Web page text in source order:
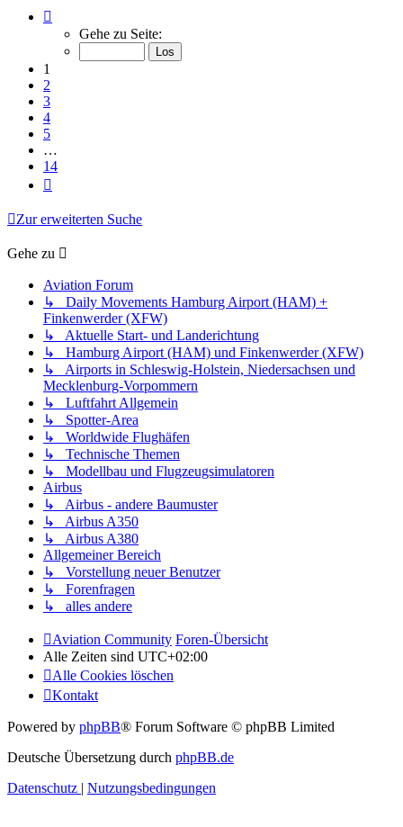
von
Gehe zu Seite:
1
2
3
4
5
…
14
Zur erweiterten Suche
Gehe zu
Aviation Forum
↳ Daily Movements Hamburg Airport (HAM) +
Finkenwerder (XFW)
↳ Aktuelle Start- und Landerichtung
↳ Hamburg Airport (HAM) und Finkenwerder (XFW)
↳ Airports in Schleswig-Holstein, Niedersachsen und
Mecklenburg-Vorpommern
↳ Luftfahrt Allgemein
↳ Spotter-Area
↳ Worldwide Flughäfen
↳ Technische Themen
↳ Modellbau und Flugzeugsimulatoren
Airbus
↳ Airbus - andere Baumuster
↳ Airbus A350
↳ Airbus A380
Allgemeiner Bereich
↳ Vorstellung neuer Benutzer
↳ Forenfragen
↳ alles andere
Aviation Community Foren-Übersicht
Alle Zeiten sind UTC+02:00
Alle Cookies löschen
Kontakt
Powered by phpBB® Forum Software © phpBB Limited
Deutsche Übersetzung durch phpBB.de
Datenschutz
Nutzungsbedingungen